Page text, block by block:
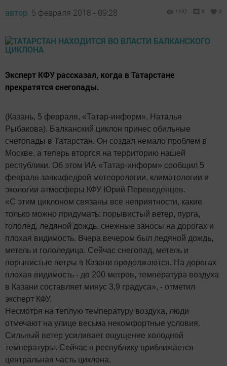
автор, 5 февраля 2018 - 09:28 1192 0 0
Эксперт КФУ рассказал, когда в Татарстане
прекратятся снегопады.
(Казань, 5 февраля, «Татар-информ», Наталья
Рыбакова). Балканский циклон принес обильные
снегопады в Татарстан. Он создал немало проблем в
Москве, а теперь вторгся на территорию нашей
республики. Об этом ИА «Татар-информ» сообщил 5
февраля завкафедрой метеорологии, климатологии и
экологии атмосферы КФУ Юрий Переведенцев.
«С этим циклоном связаны все неприятности, какие
только можно придумать: порывистый ветер, пурга,
гололед, ледяной дождь, снежные заносы на дорогах и
плохая видимость. Вчера вечером был ледяной дождь,
метель и гололедица. Сейчас снегопад, метель и
порывистые ветры в Казани продолжаются. На дорогах
плохая видимость - до 200 метров, температура воздуха
в Казани составляет минус 3,9 градуса», - отметил
эксперт КФУ.
Несмотря на теплую температуру воздуха, люди
отмечают на улице весьма некомфортные условия.
Сильный ветер усиливает ощущение холодной
температуры. Сейчас в республику приближается
центральная часть циклона.